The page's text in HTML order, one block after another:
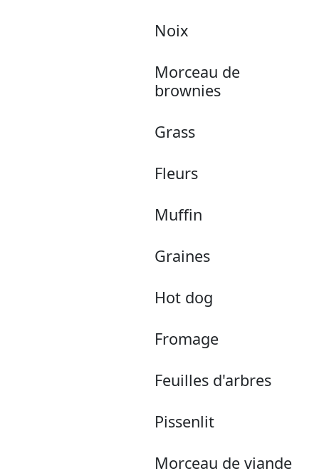
Noix
Morceau de
brownies
Grass
Fleurs
Muffin
Graines
Hot dog
Fromage
Feuilles d'arbres
Pissenlit
Morceau de viande